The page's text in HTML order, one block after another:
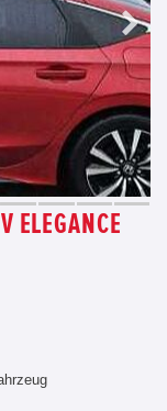
ELEGANCE